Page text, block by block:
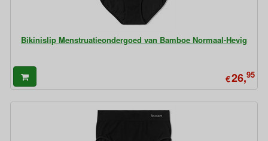
Bikinislip Menstruatieondergoed van Bamboe Normaal-Hevig
€26,95